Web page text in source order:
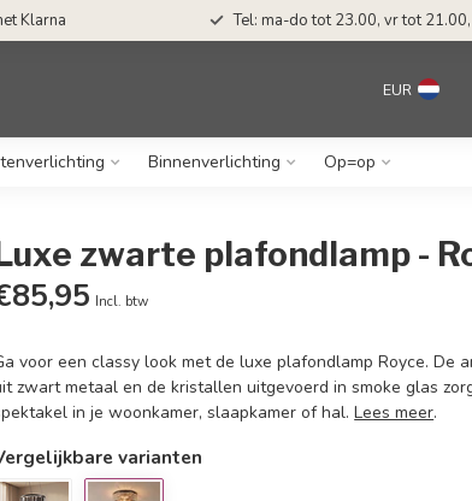
Klarna Tel: ma-do tot 23.00, vr tot
EUR
Binnenverlichting Op=op
zwarte plafondlamp -
Incl. btw
voor een classy look met de luxe plafondlamp Royce. De
zwart metaal en de kristallen uitgevoerd in smoke glas
in je woonkamer, slaapkamer of hal.Lees meer.
varianten